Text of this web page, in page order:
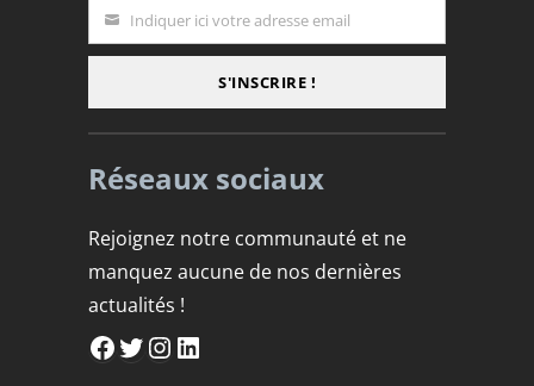
EmailIndiquer ici votre adresse email
S'INSCRIRE !
Réseaux sociaux
Rejoignez notre communauté et ne
manquez aucune de nos dernières
actualités !
Facebook
Twitter
Instagram